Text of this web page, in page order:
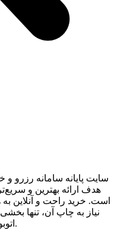
سایت پایانه سامانه رزرو
هدف ارائه بهترین و
است. خرید راحت و آنلاین به
نیاز به چاپ آن، تنها
اتوبوسی از سال ۷۳ تا به امروز بوده است.